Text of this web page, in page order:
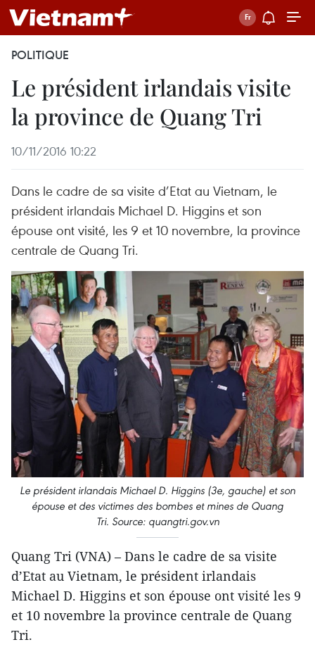
POLITIQUE
Le président irlandais visite
la province de Quang Tri
10/11/2016 10:22
Dans le cadre de sa visite d’Etat au Vietnam, le
président irlandais Michael D. Higgins et son
épouse ont visité, les 9 et 10 novembre, la province
centrale de Quang Tri.
Le président irlandais Michael D. Higgins (3e, gauche) et son
épouse et des victimes des bombes et mines de Quang
Tri. Source: quangtri.gov.vn
Quang Tri (VNA) – Dans le cadre de sa visite
d’Etat au Vietnam, le président irlandais
Michael D. Higgins et son épouse ont visité les 9
et 10 novembre la province centrale de Quang
Tri.